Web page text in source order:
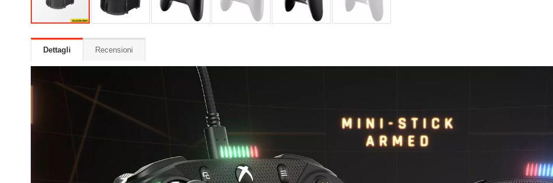
Dettagli Recensioni